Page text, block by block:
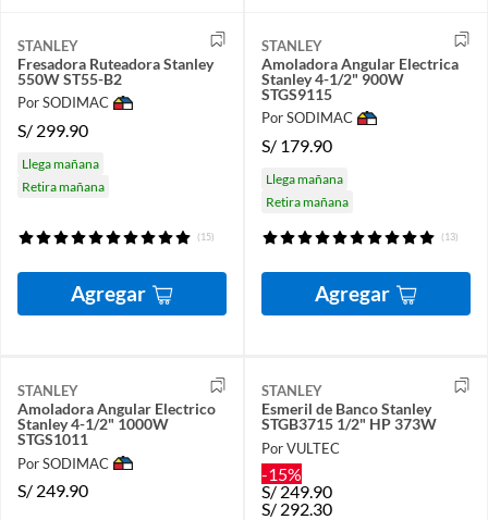
STANLEY
Fresadora Ruteadora Stanley
550W ST55-B2
Por SODIMAC
S/ 299.90
Llega mañana
Retira mañana
(15)
Agregar
STANLEY
Amoladora Angular Electrica
Stanley 4-1/2" 900W
STGS9115
Por SODIMAC
S/ 179.90
Llega mañana
Retira mañana
(13)
Agregar
STANLEY
Amoladora Angular Electrico
Stanley 4-1/2" 1000W
STGS1011
Por SODIMAC
S/ 249.90
STANLEY
Esmeril de Banco Stanley
STGB3715 1/2" HP 373W
Por VULTEC
-15%
S/249.90
S/ 292.30